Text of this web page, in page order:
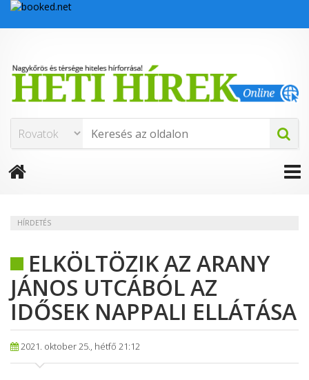
HÍRDETÉS
ELKÖLTÖZIK AZ ARANY
JÁNOS UTCÁBÓL AZ
IDŐSEK NAPPALI ELLÁTÁSA
2021. oktober 25., hétfő 21:12